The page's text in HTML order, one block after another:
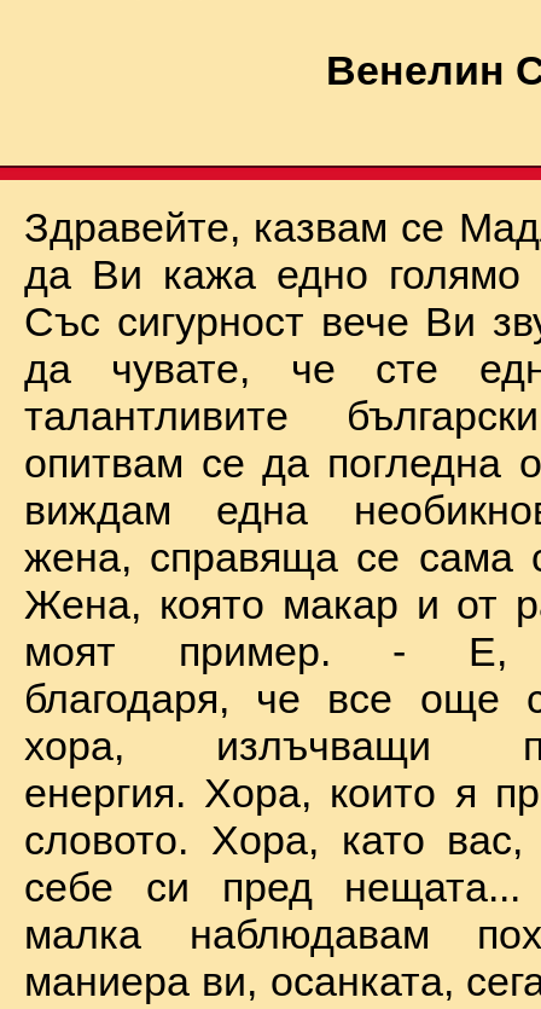
Венелин
Здравейте, казвам се
да Ви кажа едно голямо
Със сигурност вече Ви
да чувате, че сте
талантливите
опитвам се да погледна
виждам една
жена, справяща се сама
Жена, която макар и от
моят пример. - Е,
благодаря, че все още
хора, излъчващи
енергия. Хора, които я
словото. Хора, като
себе си пред
малка наблюдавам
маниера ви, осанката,